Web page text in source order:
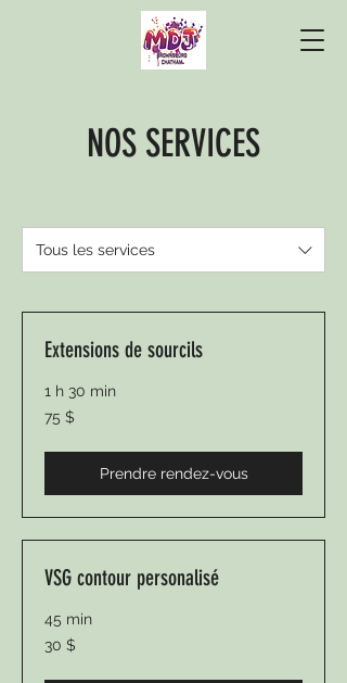
NOS SERVICES
Tous les services
Extensions de sourcils
1 h 30 min
75 dollars
canadiens
75 $
Prendre rendez-vous
VSG contour personalisé
45 min
30 dollars
canadiens
30 $